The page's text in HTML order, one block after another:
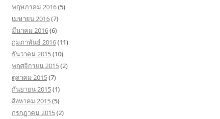
พฤษภาคม 2016(5)
เมษายน 2016(7)
มีนาคม 2016(6)
กุมภาพันธ์ 2016(11)
ธันวาคม 2015(10)
พฤศจิกายน 2015(2)
ตุลาคม 2015(7)
กันยายน 2015(1)
สิงหาคม 2015(5)
กรกฎาคม 2015(2)